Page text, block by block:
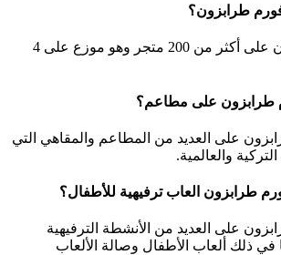
طرابزون؟
يحتوي فورم طرابزون على أكثر من 200 متجر وهو موزع على 4
طرابزون على مطاعم؟
على العديد من المطاعم والمقاهي التي
والعالمية.
طرابزون العاب ترفيهية للأطفال؟
على العديد من الأنشطة الترفيهية
في ذلك ألعاب الأطفال وصالة الألعاب